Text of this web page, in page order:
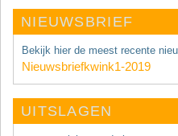
NIEUWSBRIEF
Bekijk hier de meest recente
Nieuwsbriefkwink1-2019
UITSLAGEN